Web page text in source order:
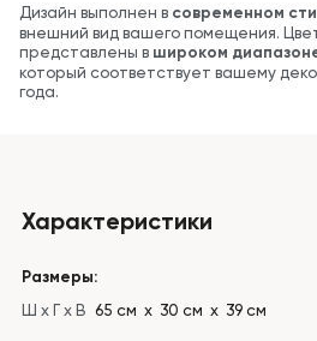
Дизайн выполнен в современном
внешний вид вашего помещения.
представлены в широком
который соответствует вашему
года.
Характеристики
Размеры:
Ш x Г x В 65 см х 30 см х 39 см